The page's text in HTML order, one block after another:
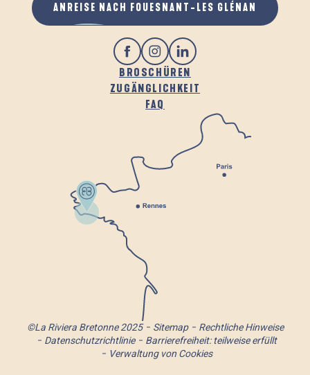
BROSCHÜREN
ZUGÄNGLICHKEIT
FAQ
ANREISE NACH FOUESNANT-LES GLÉNAN
©La Riviera Bretonne 2025 Sitemap
Rechtliche Hinweise
Datenschutzrichtlinie
Barrierefreiheit: teilweise erfüllt
Verwaltung von Cookies